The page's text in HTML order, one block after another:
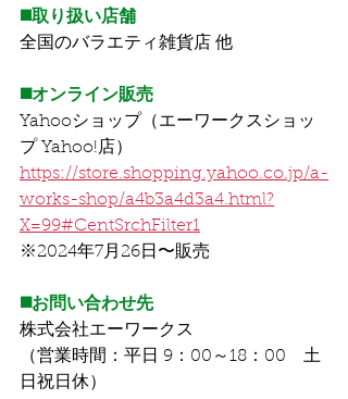
◼️取り扱い店舗
全国のバラエティ雑貨店 他
◼️オンライン販売
Yahooショップ（エーワークスショッ
プ Yahoo!店）
https://store.shopping.yahoo.co.jp/a-
works-shop/a4b3a4d3a4.html?
X=99#CentSrchFilter1
※2024年7月26日〜販売
◼️お問い合わせ先
株式会社エーワークス
（営業時間：平日 9：00～18：00　土
日祝日休）